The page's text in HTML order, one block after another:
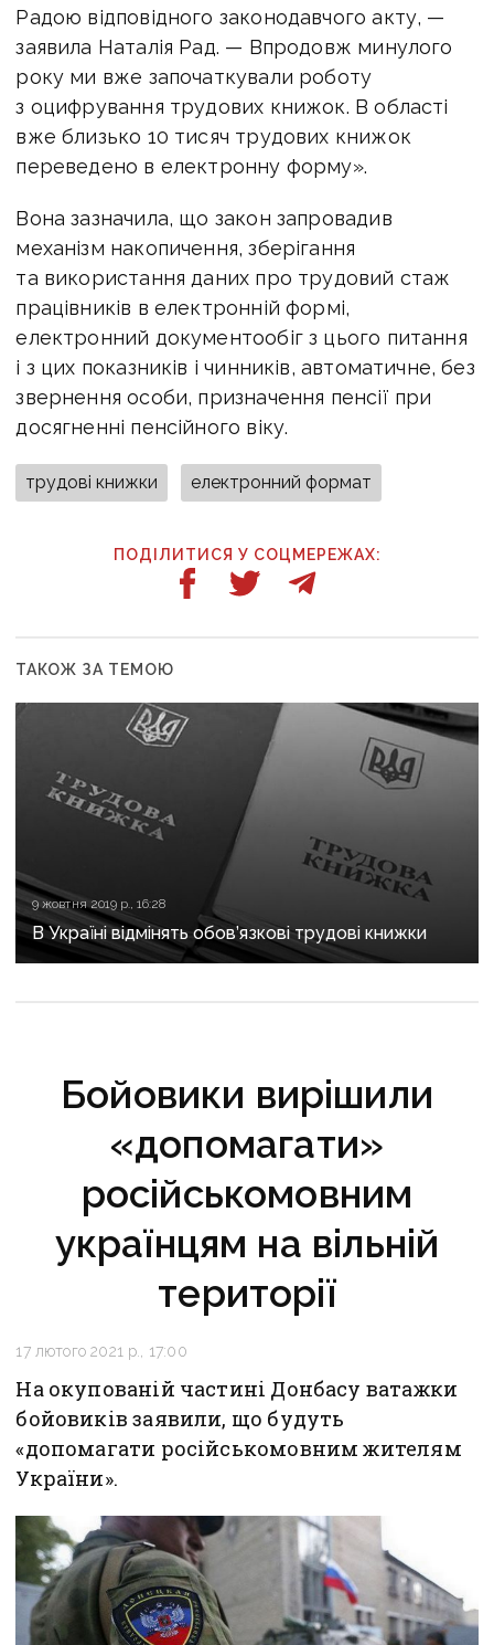
Радою відповідного законодавчого акту, —
заявила Наталія Рад. — Впродовж минулого
року ми вже започаткували роботу
з оцифрування трудових книжок. В області
вже близько 10 тисяч трудових книжок
переведено в електронну форму».
Вона зазначила, що закон запровадив
механізм накопичення, зберігання
та використання даних про трудовий стаж
працівників в електронній формі,
електронний документообіг з цього питання
і з цих показників і чинників, автоматичне, без
звернення особи, призначення пенсії при
досягненні пенсійного віку.
трудові книжки електронний формат
ПОДІЛИТИСЯ У СОЦМЕРЕЖАХ:
ТАКОЖ ЗА ТЕМОЮ
9 жовтня 2019 р., 16:28
В Україні відмінять обов’язкові трудові книжки
Бойовики вирішили
«допомагати»
російськомовним
українцям на вільній
території
17 лютого 2021 р., 17:00
На окупованій частині Донбасу ватажки
бойовиків заявили, що будуть
«допомагати російськомовним жителям
України».